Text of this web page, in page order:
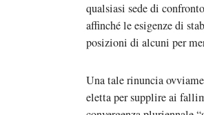
qualsiasi sede di
affinché le esigenze di
posizioni di alcuni per
Una tale rinuncia
eletta per supplire ai